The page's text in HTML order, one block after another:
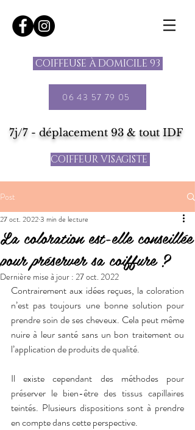
COIFFEUSE À DOMICILE 93
06 43 57 79 05
7j/7 - déplacement 93 & tout IDF
COIFFEUR VISAGISTE
Post
La coloration est-elle conseillée
pour préserver sa coiffure ?
27 oct. 20223 min de lecture
Dernière mise à jour : 27 oct. 2022
Contrairement aux idées reçues, la coloration
n’est pas toujours une bonne solution pour
prendre soin de ses cheveux. Cela peut même
nuire à leur santé sans un bon traitement ou
l’application de produits de qualité.
Il existe cependant des méthodes pour
préserver le bien-être des tissus capillaires
teintés. Plusieurs dispositions sont à prendre
en compte dans cette perspective.